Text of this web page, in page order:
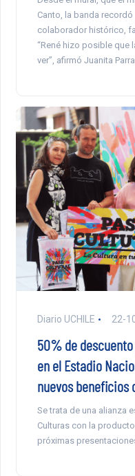
Canto, la banda
colaborador histórico,
“René hizo posible que
ver”, afirmó Juanita Parra.
Diario UCHILE 22-
50% de
en el Estadio
nuevos beneficios
Se trata de una alianza
Culturas con la
próximas